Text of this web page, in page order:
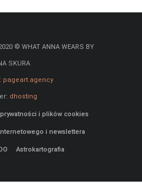
© WHAT ANNA WEARS BY
SKURA
pageart.agency
dhosting
i plików cookies
i newslettera
Astrokartografia